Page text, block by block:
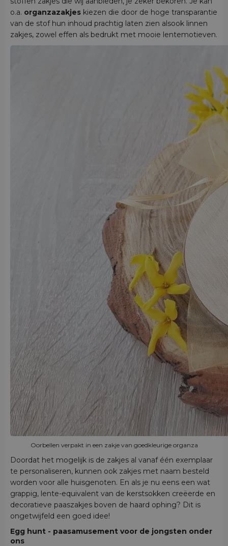
o.a. organzazakjes kiezen die door de hoge transparantie
van de stof hun inhoud prachtig laten zien alsook linnen
zakjes, zowel effen als bedrukt met mooie lentemotieven.
Oorbellen verpakt in een zakje van goedkleurige organza
Doordat het mogelijk is de zakjes al vanaf één exemplaar
te personaliseren, kunnen ook zakjes met naam besteld
worden voor alle huisgenoten. En als je nu eens een wat
grappig, lente-equivalent van de kerstsokken creëerde en
decoratieve paaszakjes boven de haard ophing? Dit is
ongetwijfeld een goed idee!
Egg hunt - paasamusement voor de jongsten onder
ons